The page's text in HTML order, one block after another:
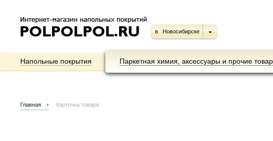
в Новосибирске
Напольные покрытия Паркетная химия, аксессуары и прочие
Главная Карточка товара